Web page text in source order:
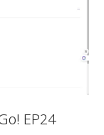
EP24